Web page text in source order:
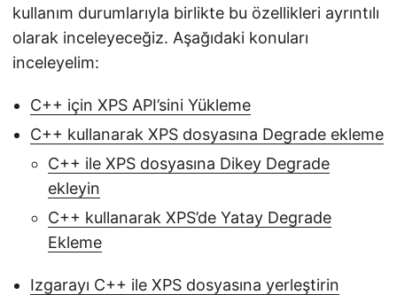
kullanım durumlarıyla birlikte bu özellikleri ayrıntılı
olarak inceleyeceğiz. Aşağıdaki konuları
inceleyelim:
C++ için XPS API’sini Yükleme
C++ kullanarak XPS dosyasına Degrade ekleme
C++ ile XPS dosyasına Dikey Degrade
ekleyin
C++ kullanarak XPS’de Yatay Degrade
Ekleme
Izgarayı C++ ile XPS dosyasına yerleştirin